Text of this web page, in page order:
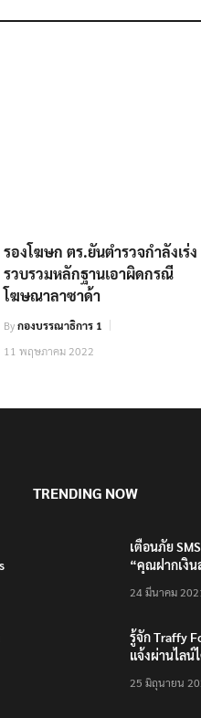
รองโฆษก ตร.ยันตำรวจกำลังเร่ง
รวบรวมหลักฐานเอาผิดกรณี
โฆษณาลาซาด้า
Byกองบรรณาธิการ 1
11 พฤษภาคม 2022
TRENDING NOW
เตือนภัย
“คุณฝากเงิน
200,000 บาท”
24 มีนาคม
รู้จัก Traffy
แจ้งผ่านไลน์
ทั่วไทย ไม่ใช่
25 มิถุนายน